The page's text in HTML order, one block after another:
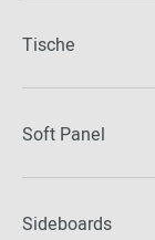
Tische
Soft Panel
Sideboards